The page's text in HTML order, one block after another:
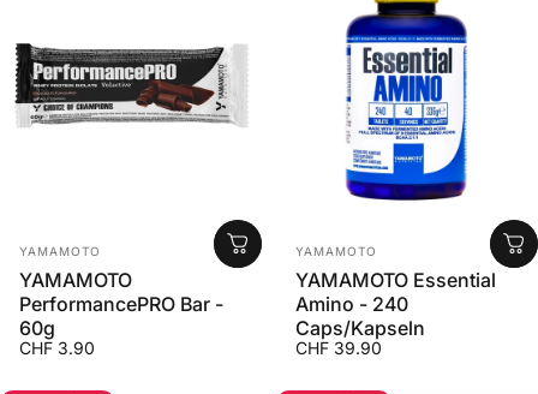
Anbieter:
YAMAMOTO
YAMAMOTO
PerformancePRO Bar -
60g
CHF 3.90
Anbieter:
YAMAMOTO
YAMAMOTO Essential
Amino - 240
Caps/Kapseln
CHF 39.90